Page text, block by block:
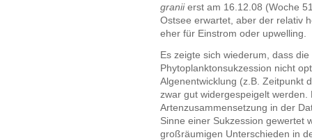
graniierst am 16.12.08 (Woche
Ostsee erwartet, aber der relativ
eher für Einstrom oder upwelling.
Es zeigte sich wiederum, dass
Phytoplanktonsukzession nicht
Algenentwicklung (z.B. Zeitpunkt
zwar gut widergespeigelt
Artenzusammensetzung in der
Sinne einer Sukzession gewertet
großräumigen Unterschieden in